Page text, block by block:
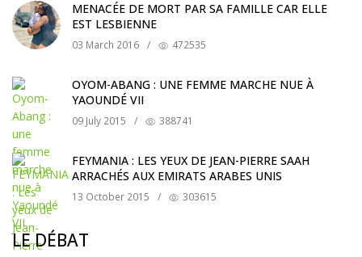
MENACÉE DE MORT PAR SA FAMILLE CAR ELLE
EST LESBIENNE
03 March 2016 / 472535
OYOM-ABANG : UNE FEMME MARCHE NUE À
YAOUNDÉ VII
09 July 2015 / 388741
FEYMANIA : LES YEUX DE JEAN-PIERRE SAAH
ARRACHÉS AUX EMIRATS ARABES UNIS
13 October 2015 / 303615
LE DÉBAT